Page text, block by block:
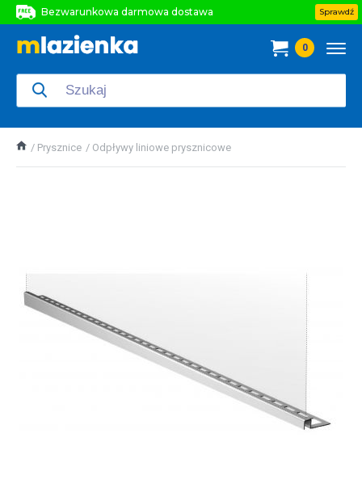
Bezwarunkowa darmowa dostawa
Bezwarunkowa darmowa dostawa
Sprawdź
0
Prysznice Odpływy liniowe prysznicowe